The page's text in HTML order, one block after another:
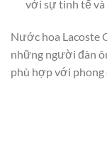
với sự tinh tế và
Nước hoa Lacoste
những người đàn
phù hợp với phong